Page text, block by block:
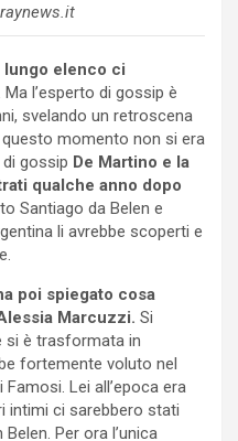
lungo elenco ci
. Ma l’esperto di gossip è
svelando un retroscena
momento non si era
gossip De Martino e la
qualche anno dopo
Santiago da Belen e
li avrebbe scoperti e
poi spiegato cosa
Marcuzzi. Si
si è trasformata in
fortemente voluto nel
Lei all’epoca era
intimi ci sarebbero stati
Per ora l’unica